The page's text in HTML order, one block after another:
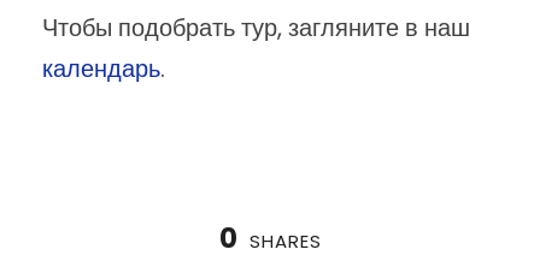
Чтобы подобрать тур, загляните в наш
календарь.
0 SHARES